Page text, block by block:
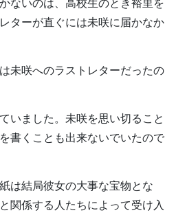
ターが直ぐには未咲に届かなか
未咲へのラストレターだったの
いました。未咲を思い切ること
書くことも出来ないでいたので
は結局彼女の大事な宝物とな
関係する人たちによって受け入